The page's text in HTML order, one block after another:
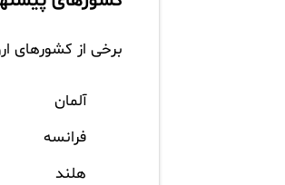
برخی از کشورهای
آلمان
فرانسه
هلند